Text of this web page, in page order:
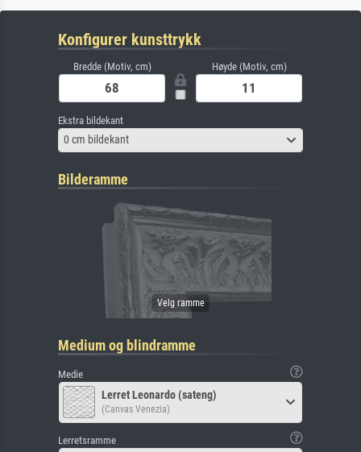
Konfigurer kunsttrykk
Bredde (Motiv, cm) Høyde (Motiv, cm)
Ekstra bildekant
0 cm bildekant
Bilderamme
Medium og blindramme
Medie
Lerret Leonardo (sateng)
(Canvas Venezia)
Lerretsramme